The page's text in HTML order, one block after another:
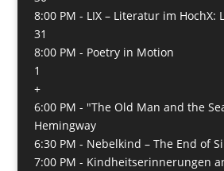
8:00 PM - LIX – Literatur im HochX:
31
8:00 PM - Poetry in Motion
1
+
6:00 PM - "The Old Man and the
Hemingway
6:30 PM - Nebelkind – The End of
7:00 PM - Kindheitserinnerungen